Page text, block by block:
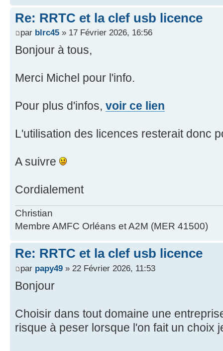
Re: RRTC et la clef usb licence
par blrc45 » 17 Février 2026, 16:56
Bonjour à tous,
Merci Michel pour l'info.
Pour plus d'infos, voir ce lien
L'utilisation des licences resterait donc
A suivre
Cordialement
Christian
Membre AMFC Orléans et A2M (MER 41500)
Re: RRTC et la clef usb licence
par papy49 » 22 Février 2026, 11:53
Bonjour
Choisir dans tout domaine une
risque à peser lorsque l'on fait un choix